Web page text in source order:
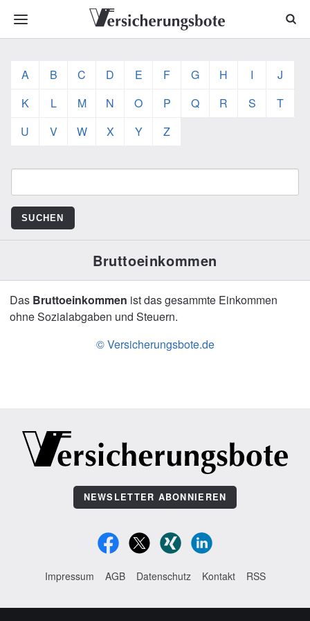
A B C D E F G H I
J
K
L M N O P Q R S
T
U
V W X Y Z
Bruttoeinkommen
Das Bruttoeinkommen ist das gesammte Einkommen
ohne Sozialabgaben und Steuern.
© Versicherungsbote.de
NEWSLETTER ABONNIEREN
Impressum AGB Datenschutz Kontakt RSS